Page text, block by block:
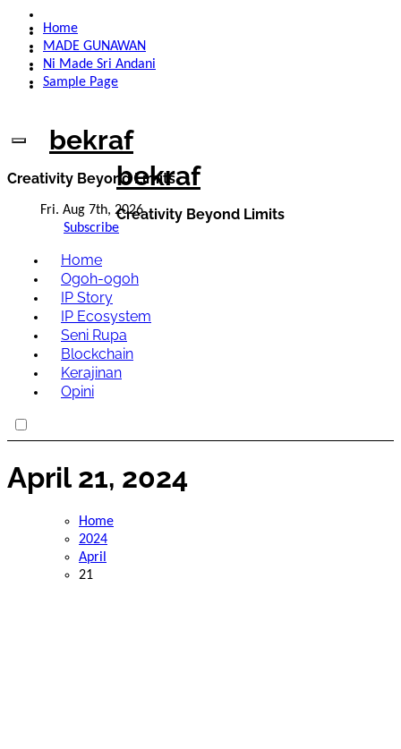
content
Home
MADE GUNAWAN
Ni Made Sri Andani
Sample Page
bekraf
Creativity Beyond Limits
Fri. Aug 7th, 2026
Subscribe
bekraf
Creativity Beyond Limits
Home
Ogoh-ogoh
IP Story
IP Ecosystem
Seni Rupa
Blockchain
Kerajinan
Opini
April 21, 2024
Home
2024
April
21